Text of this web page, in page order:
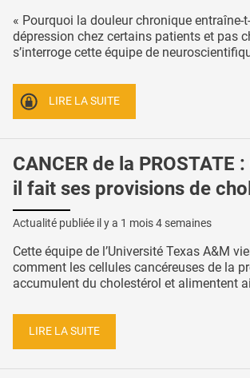
« Pourquoi la douleur chronique entraîne-
dépression chez certains patients et pas
s’interroge cette équipe de
LIRE LA SUITE
CANCER de la PROSTATE
il fait ses provisions de
Actualité publiée il y a 1 mois 4 semaines
Cette équipe de l’Université Texas A&M
comment les cellules cancéreuses de la
accumulent du cholestérol et alimentent
LIRE LA SUITE